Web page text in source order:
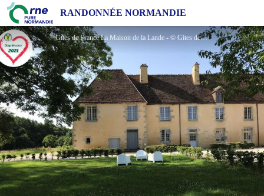
RANDONNÉE NORMANDIE
Gîtes de France La Maison de la Lande
Gîtes de France La Maison de la Lande - © Gites de France Orne